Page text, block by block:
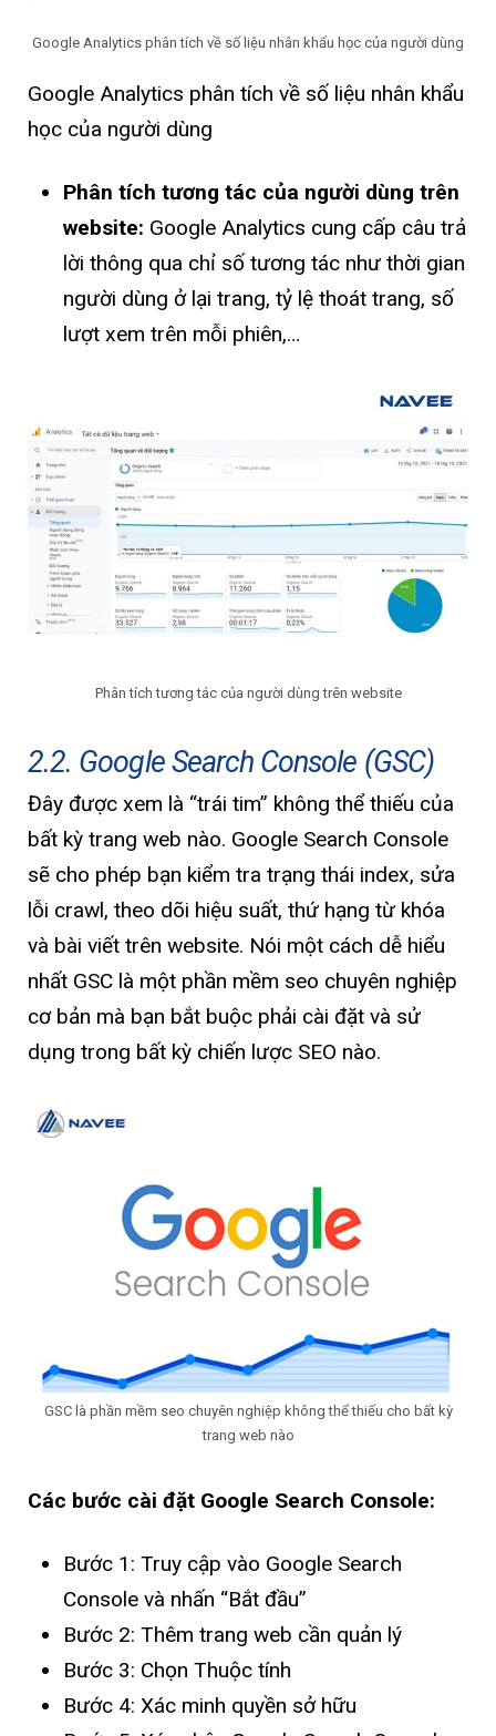
Google Analytics phân tích về số liệu nhân khẩu học của người dùng
Google Analytics phân tích về số liệu nhân khẩu
học của người dùng
Phân tích tương tác của người dùng trên
website: Google Analytics cung cấp câu trả
lời thông qua chỉ số tương tác như thời gian
người dùng ở lại trang, tỷ lệ thoát trang, số
lượt xem trên mỗi phiên,…
Phân tích tương tác của người dùng trên website
2.2. Google Search Console (GSC)
Đây được xem là “trái tim” không thể thiếu của
bất kỳ trang web nào. Google Search Console
sẽ cho phép bạn kiểm tra trạng thái index, sửa
lỗi crawl, theo dõi hiệu suất, thứ hạng từ khóa
và bài viết trên website. Nói một cách dễ hiểu
nhất GSC là một phần mềm seo chuyên nghiệp
cơ bản mà bạn bắt buộc phải cài đặt và sử
dụng trong bất kỳ chiến lược SEO nào.
GSC là phần mềm seo chuyên nghiệp không thể thiếu cho bất kỳ
trang web nào
Các bước cài đặt Google Search Console:
Bước 1: Truy cập vào Google Search
Console và nhấn “Bắt đầu”
Bước 2: Thêm trang web cần quản lý
Bước 3: Chọn Thuộc tính
Bước 4: Xác minh quyền sở hữu